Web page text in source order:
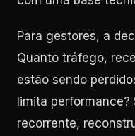
Para gestores, a
Quanto tráfego,
estão sendo
limita
recorrente,